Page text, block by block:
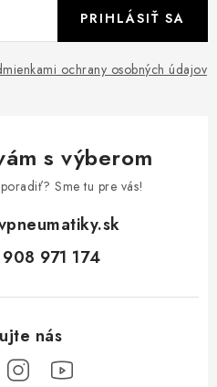
ochrany osobných údajov
PRIHLÁSIŤ SA
s výberom
Sme tu pre vás!
971 174